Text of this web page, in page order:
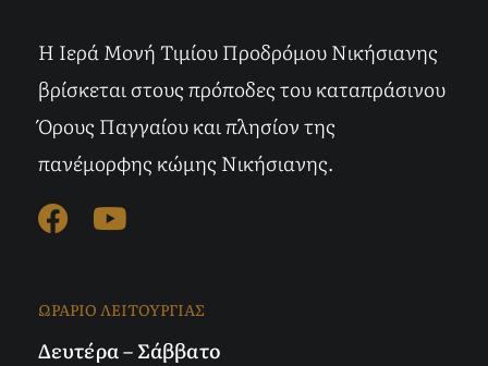
Η Ιερά Μονή Τιμίου Προδρόμου Νικήσιανης
βρίσκεται στους πρόποδες του καταπράσινου
Όρους Παγγαίου και πλησίον της
πανέμορφης κώμης Νικήσιανης.
ΩΡΑΡΙΟ ΛΕΙΤΟΥΡΓΙΑΣ
Δευτέρα – Σάββατο